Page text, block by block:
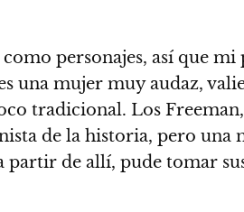
como personajes, así que
una mujer muy audaz,
tradicional. Los
de la historia, pero una
de allí, pude tomar